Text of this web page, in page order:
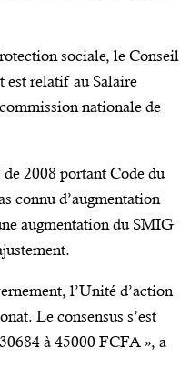
sociale, le Conseil
est relatif au Salaire
nationale de
2008 portant Code du
connu d’augmentation
augmentation du SMIG
l’Unité d’action
Le consensus s’est
à 45000 FCFA », a